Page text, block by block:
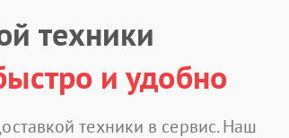
техники
и удобно
техники в сервис. Наш